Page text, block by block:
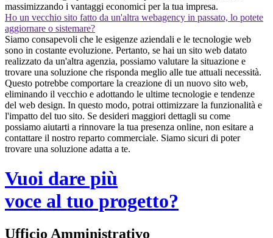
massimizzando i vantaggi economici per la tua impresa.
Ho un vecchio sito fatto da un'altra webagency in passato, lo potete
aggiornare o sistemare?
Siamo consapevoli che le esigenze aziendali e le tecnologie web
sono in costante evoluzione. Pertanto, se hai un sito web datato
realizzato da un'altra agenzia, possiamo valutare la situazione e
trovare una soluzione che risponda meglio alle tue attuali necessità.
Questo potrebbe comportare la creazione di un nuovo sito web,
eliminando il vecchio e adottando le ultime tecnologie e tendenze
del web design. In questo modo, potrai ottimizzare la funzionalità e
l'impatto del tuo sito. Se desideri maggiori dettagli su come
possiamo aiutarti a rinnovare la tua presenza online, non esitare a
contattare il nostro reparto commerciale. Siamo sicuri di poter
trovare una soluzione adatta a te.
Vuoi dare più
voce al tuo progetto?
Ufficio Amministrativo